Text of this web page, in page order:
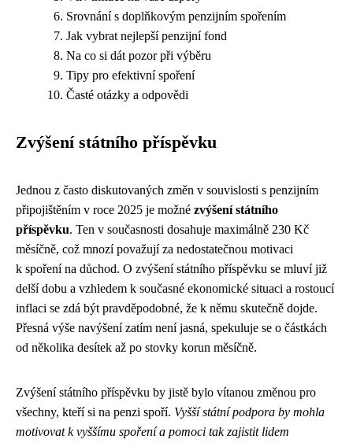
Srovnání s doplňkovým penzijním spořením
Jak vybrat nejlepší penzijní fond
Na co si dát pozor při výběru
Tipy pro efektivní spoření
Časté otázky a odpovědi
Zvýšení státního příspěvku
Jednou z často diskutovaných změn v souvislosti s penzijním
připojištěním v roce 2025 je možné zvýšení státního
příspěvku. Ten v současnosti dosahuje maximálně 230 Kč
měsíčně, což mnozí považují za nedostatečnou motivaci
k spoření na důchod. O zvýšení státního příspěvku se mluví již
delší dobu a vzhledem k současné ekonomické situaci a rostoucí
inflaci se zdá být pravděpodobné, že k němu skutečně dojde.
Přesná výše navýšení zatím není jasná, spekuluje se o částkách
od několika desítek až po stovky korun měsíčně.
Zvýšení státního příspěvku by jistě bylo vítanou změnou pro
všechny, kteří si na penzi spoří. Vyšší státní podpora by mohla
motivovat k vyššímu spoření a pomoci tak zajistit lidem